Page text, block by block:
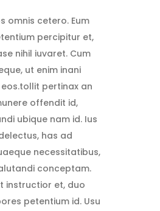
omnis cetero. Eum
percipitur et,
nihil iuvaret. Cum
ut enim inani
pertinax an
offendit id,
ubique nam id. Ius
has ad
necessitatibus,
conceptam.
instructior et, duo
petentium id. Usu